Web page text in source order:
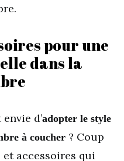
pour une
dans la
d’adopter le style
à coucher? Coup
et accessoires qui